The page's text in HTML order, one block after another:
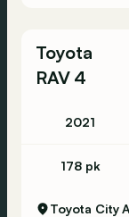
Toyota
RAV 4
2021
178 pk